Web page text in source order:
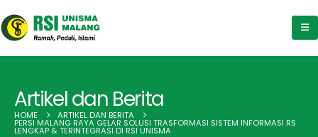
Artikel dan Berita
HOME ARTIKEL DAN BERITA
PERSI MALANG RAYA GELAR SOLUSI TRASFORMASI SISTEM INFORMASI RS
LENGKAP & TERINTEGRASI DI RSI UNISMA